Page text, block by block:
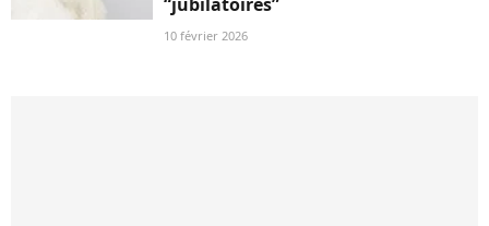
10 février 2026